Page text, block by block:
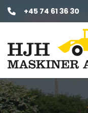
Gå
+45 74 61 36 30